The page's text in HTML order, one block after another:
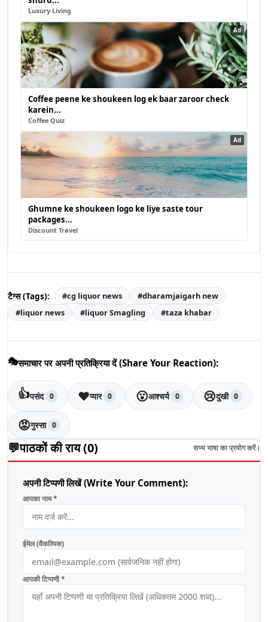
Luxury Living
Ad
Coffee peene ke shoukeen log ek baar zaroor check
karein...
Coffee Quiz
Ad
Ghumne ke shoukeen logo ke liye saste tour
packages...
Discount Travel
टैग्स (Tags): #cg liquor news #dharamjaigarh new
#liquor news #liquor Smagling #taza khabar
🎭समाचार पर अपनी प्रतिक्रिया दें (Share Your Reaction):
👍पसंद 0 ❤️प्यार 0 😮आश्चर्य 0 😢दुखी 0
😡गुस्सा 0
💬पाठकों की राय (0) सभ्य भाषा का प्रयोग करें।
अपनी टिप्पणी लिखें (Write Your Comment):
आपका नाम *
ईमेल (वैकल्पिक)
आपकी टिप्पणी *